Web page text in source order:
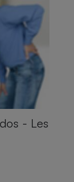
- Les